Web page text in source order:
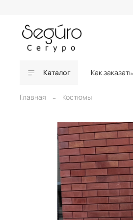
Каталог Как заказать
Главная Костюмы